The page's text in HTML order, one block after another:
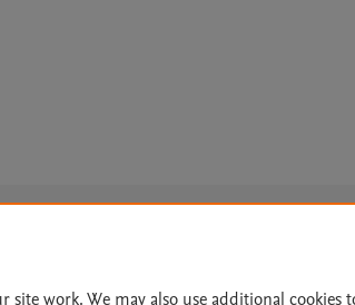
site work. We may also use additional cookies